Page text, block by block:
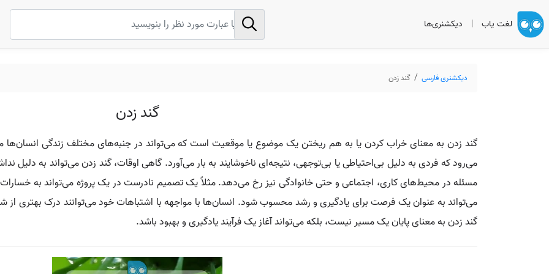
لغت یاب | دیکشنری‌ها
دیکشنری فارسی گند زدن
گند زدن
گند زدن به معنای خراب کردن یا به هم ریختن یک موضوع یا موقعیت است که می‌تواند در جنبه‌های مختلف زندگی انسان‌ها
می‌رود که فردی به دلیل بی‌احتیاطی یا بی‌توجهی، نتیجه‌ای ناخوشایند به بار می‌آورد. گاهی اوقات، گند زدن می‌تواند به دلیل
مسئله در محیط‌های کاری، اجتماعی و حتی خانوادگی نیز رخ می‌دهد. مثلاً یک تصمیم نادرست در یک پروژه می‌تواند به
می‌تواند به عنوان یک فرصت برای یادگیری و رشد محسوب شود. انسان‌ها با مواجهه با اشتباهات خود می‌توانند درک بهتری از
گند زدن به معنای پایان یک مسیر نیست، بلکه می‌تواند آغاز یک فرآیند یادگیری و بهبود باشد.